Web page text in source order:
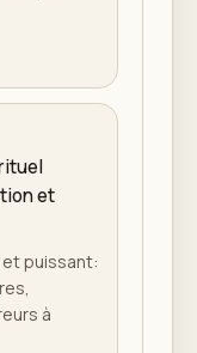
et
puissant:
à